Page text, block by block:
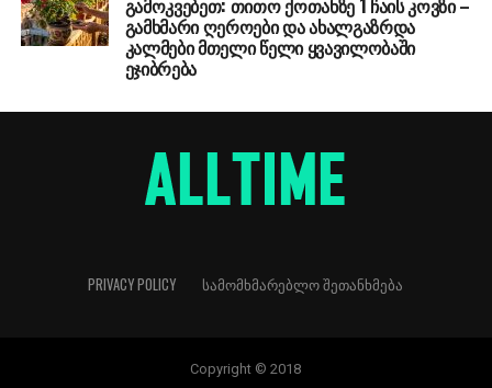
გამოკვებეთ: თითო ქოთანზე 1 ჩაის კოვზი –
გამხმარი ღეროები და ახალგაზრდა
კალმები მთელი წელი ყვავილობაში
ეჯიბრება
PRIVACY POLICY ᲡᲐᲛᲝᲛᲮᲛᲐᲠᲔᲑᲚᲝ ᲨᲔᲗᲐᲜᲮᲛᲔᲑᲐ
Copyright © 2018